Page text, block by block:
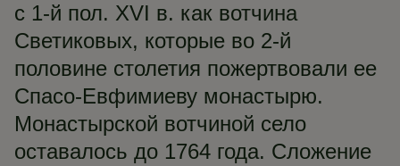
с 1-й пол. XVI в. как вотчина
Светиковых, которые во 2-й
половине столетия пожертвовали ее
Спасо-Евфимиеву монастырю.
Монастырской вотчиной село
оставалось до 1764 года. Сложение